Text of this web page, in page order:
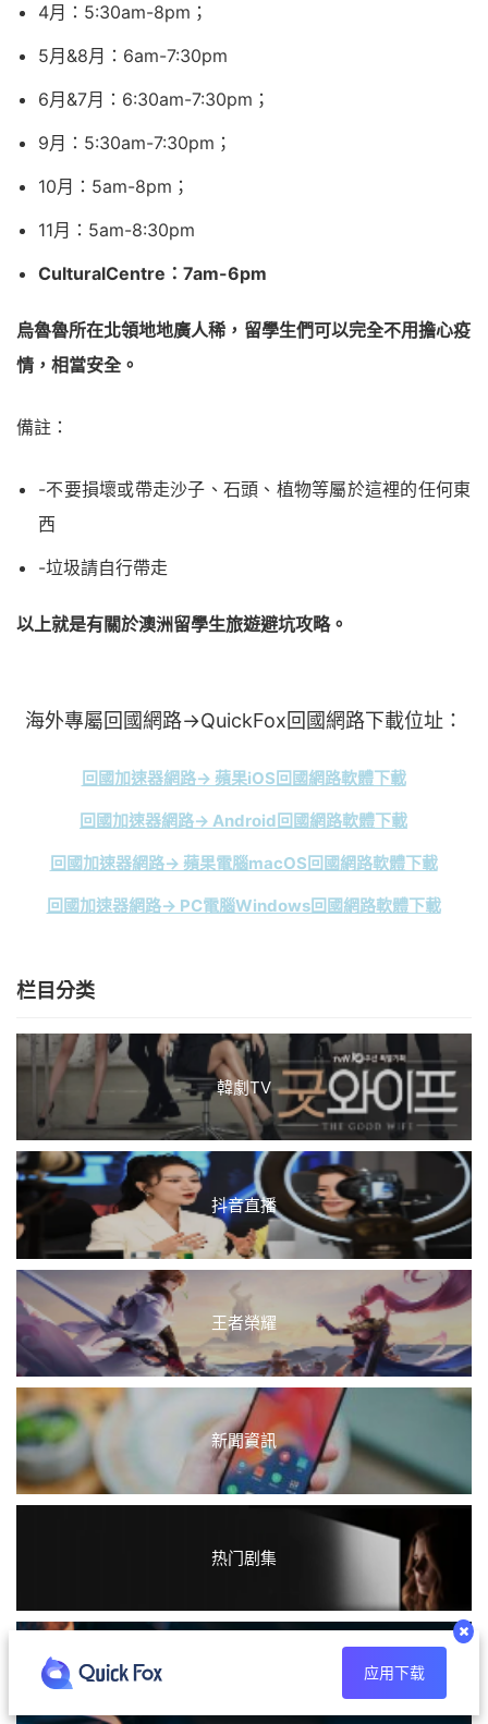
4月：5:30am-8pm；
5月&8月：6am-7:30pm
6月&7月：6:30am-7:30pm；
9月：5:30am-7:30pm；
10月：5am-8pm；
11月：5am-8:30pm
CulturalCentre：7am-6pm
烏魯魯所在北領地地廣人稀，留學生們可以完全不用擔心疫
情，相當安全。
備註：
-不要損壞或帶走沙子、石頭、植物等屬於這裡的任何東
西
-垃圾請自行帶走
以上就是有關於澳洲留學生旅遊避坑攻略。
海外專屬回國網路→QuickFox回國網路下載位址：
回國加速器網路→ 蘋果iOS回國網路軟體下載
回國加速器網路→ Android回國網路軟體下載
回國加速器網路→ 蘋果電腦macOS回國網路軟體下載
回國加速器網路→ PC電腦Windows回國網路軟體下載
栏目分类
韓劇TV
抖音直播
王者榮耀
新聞資訊
热门剧集
应用下载